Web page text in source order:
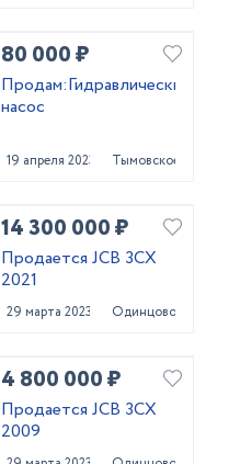
80 000 ₽
Продам:Гидравлический
насос
19 апреля 2023 Тымовское
14 300 000 ₽
Продается JCB 3CX
2021
29 марта 2023 Одинцово
4 800 000 ₽
Продается JCB 3CX
2009